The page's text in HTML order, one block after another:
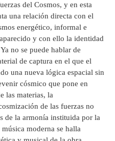
del Cosmos, y en esta
una relación directa con el
energético, informal e
y con ello la identidad
no se puede hablar de
de captura en el que el
una nueva lógica espacial sin
cósmico que pone en
las materias, la
de las fuerzas no
de la armonía instituida por la
moderna se halla